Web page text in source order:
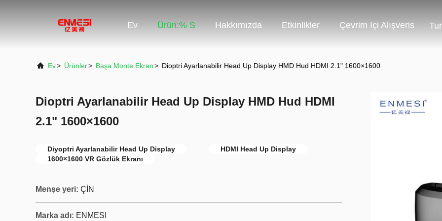
Ev Ürün:% S Hakkımızda Etkinlikler Çevrim Içi Alışveris
Ev> Ürünler> Başa Monte Ekran> Dioptri Ayarlanabilir Head Up Display HMD Hud HDMI 2.1" 1600×1600
Dioptri Ayarlanabilir Head Up Display HMD Hud HDMI
2.1" 1600×1600
Diyoptri Ayarlanabilir Head Up Display
HDMI Head Up Display
1600×1600 VR Gözlük Ekranı
Menşe yeri: ÇİN
Marka adı: ENMESI